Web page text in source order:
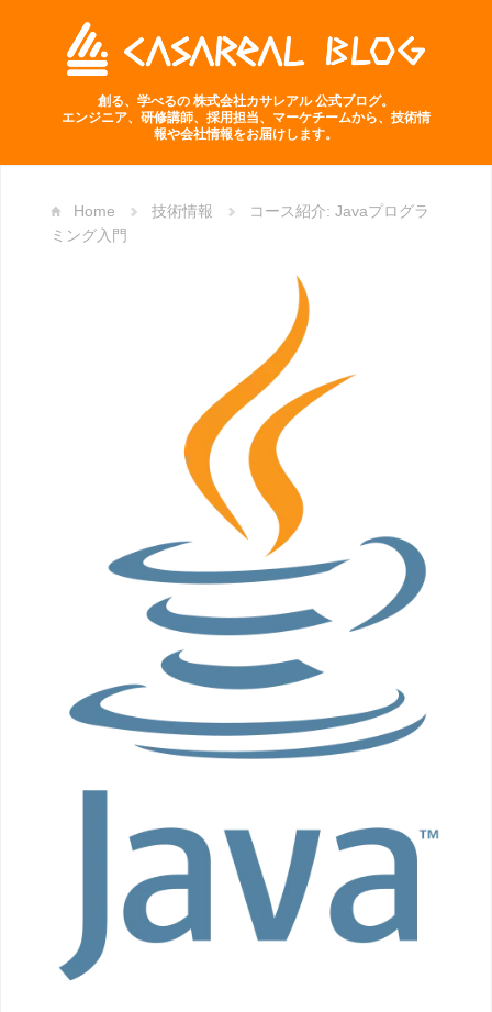
創る、学べるの 株式会社カサレアル 公式ブログ。
エンジニア、研修講師、採用担当、マーケチームから、技術情
報や会社情報をお届けします。
Home 技術情報
コース紹介: Javaプログラ
ミング入門